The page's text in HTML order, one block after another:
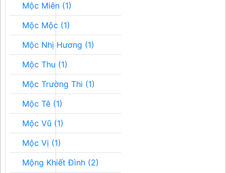
Mộc Miên (1)
Mộc Mộc (1)
Mộc Nhị Hương (1)
Mộc Thu (1)
Mộc Trường Thi (1)
Mộc Tê (1)
Mộc Vũ (1)
Mộc Vị (1)
Mộng Khiết Đình (2)